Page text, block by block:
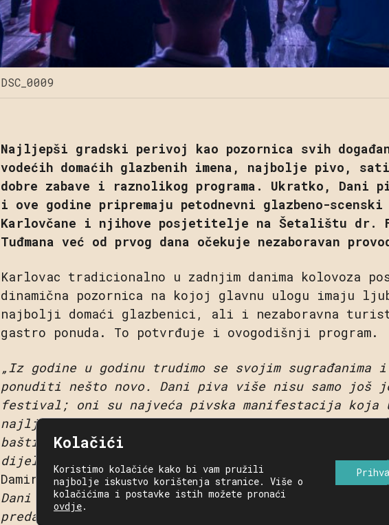
DSC_0009
Najljepši gradski perivoj kao pozornica svih
vodećih domaćih glazbenih imena, najbolje pivo,
dobre zabave i raznolikog programa. Ukratko, Dani
i ove godine pripremaju petodnevni glazbeno-
Karlovčane i njihove posjetitelje na Šetalištu dr.
Tuđmana već od prvog dana očekuje nezaboravan
Karlovac tradicionalno u zadnjim danima kolovoza
dinamična pozornica na kojoj glavnu ulogu imaju
najbolji domaći glazbenici, ali i nezaboravna
gastro ponuda. To potvrđuje i ovogodišnji program.
„Iz godine u godinu trudimo se svojim sugrađanima
ponuditi nešto novo. Dani piva više nisu samo još
festival; oni su najveća pivska manifestacija koja
najljepših gradskih perivoja te jedinstvene
baštine u pet festivalska dana okupi posjetitelje
dijelova Hrvatske“,
istaknuo je gradonačelnik grada
Damir Mandić.„Iako nam se, početkom ove godine
Dani piva pričekati bolja vremena, odgovornim
predanim zajedničkim radom, uspjeli smo u rekordno
Kolačići
Koristimo kolačiće kako bi vam pružili
najbolje iskustvo korištenja stranice. Više o
kolačićima i postavke istih možete pronaći
ovdje.